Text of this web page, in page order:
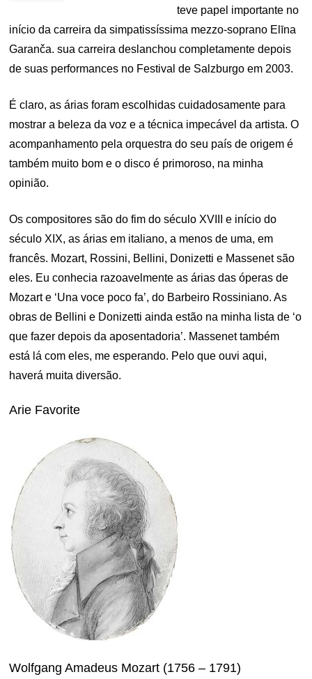
teve papel importante no
início da carreira da simpatissíssima mezzo-soprano Elīna
Garanča. sua carreira deslanchou completamente depois
de suas performances no Festival de Salzburgo em 2003.
É claro, as árias foram escolhidas cuidadosamente para
mostrar a beleza da voz e a técnica impecável da artista. O
acompanhamento pela orquestra do seu país de origem é
também muito bom e o disco é primoroso, na minha
opinião.
Os compositores são do fim do século XVIII e início do
século XIX, as árias em italiano, a menos de uma, em
francês. Mozart, Rossini, Bellini, Donizetti e Massenet são
eles. Eu conhecia razoavelmente as árias das óperas de
Mozart e ‘Una voce poco fa’, do Barbeiro Rossiniano. As
obras de Bellini e Donizetti ainda estão na minha lista de ‘o
que fazer depois da aposentadoria’. Massenet também
está lá com eles, me esperando. Pelo que ouvi aqui,
haverá muita diversão.
Arie Favorite
Wolfgang Amadeus Mozart (1756 – 1791)